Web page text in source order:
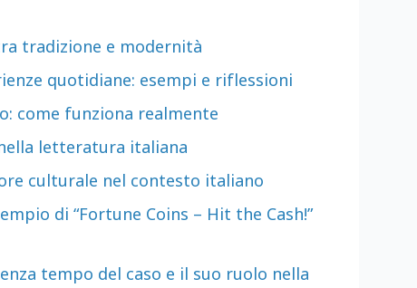
tradizione e modernità
quotidiane: esempi e riflessioni
come funziona realmente
letteratura italiana
culturale nel contesto italiano
di “Fortune Coins – Hit the Cash!”
tempo del caso e il suo ruolo nella